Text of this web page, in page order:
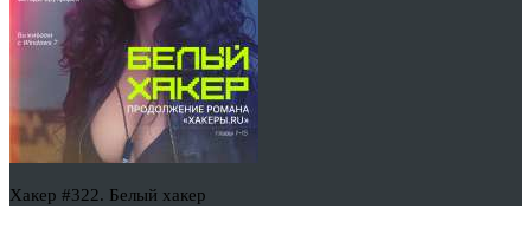
Хакер #322. Белый хакер